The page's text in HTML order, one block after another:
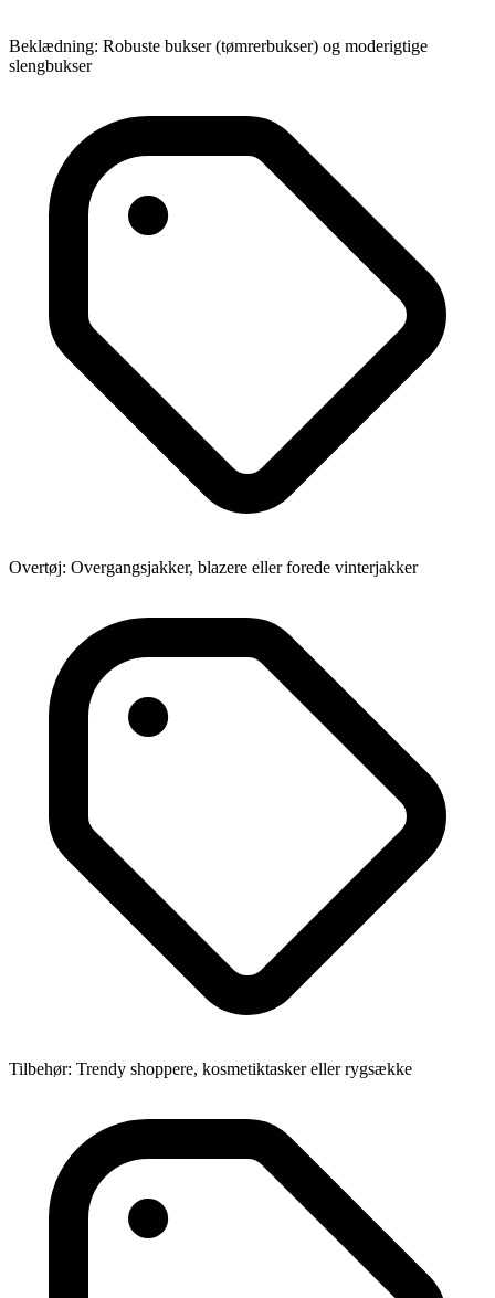
Beklædning: Robuste bukser (tømrerbukser) og moderigtige
slengbukser
Overtøj: Overgangsjakker, blazere eller forede vinterjakker
Tilbehør: Trendy shoppere, kosmetiktasker eller rygsække